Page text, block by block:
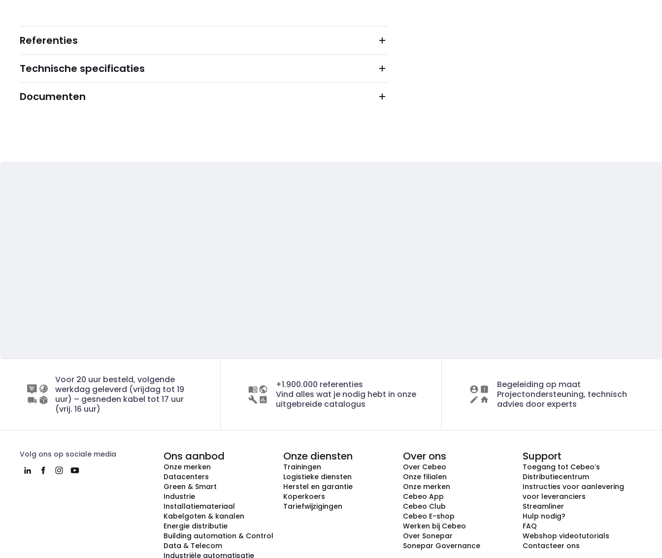
Referenties
Technische specificaties
Documenten
Voor 20 uur besteld, volgende
werkdag geleverd (vrijdag tot 19
uur) – gesneden kabel tot 17 uur
(vrij. 16 uur)
+1.900.000 referenties
Vind alles wat je nodig hebt in onze
uitgebreide catalogus
Begeleiding op maat
Projectondersteuning, technisch
advies door experts
Volg ons op sociale media Ons aanbod
Onze merken
Datacenters
Green & Smart
Industrie
Installatiemateriaal
Kabelgoten & kanalen
Energie distributie
Building automation & Control
Data & Telecom
Industriële automatisatie
Onze diensten
Trainingen
Logistieke diensten
Herstel en garantie
Koperkoers
Tariefwijzigingen
Over ons
Over Cebeo
Onze filialen
Onze merken
Cebeo App
Cebeo Club
Cebeo E-shop
Werken bij Cebeo
Over Sonepar
Sonepar Governance
Support
Toegang tot Cebeo’s
Distributiecentrum
Instructies voor aanlevering
voor leveranciers
Streamliner
Hulp nodig?
FAQ
Webshop videotutorials
Contacteer ons